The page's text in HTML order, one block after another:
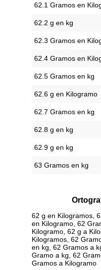
62.1 Gramos en
62.2 g en kg
62.3 Gramos en
62.4 Gramos en
62.5 Gramos en kg
62.6 g en Kilogramo
62.7 Gramos en kg
62.8 g en kg
62.9 g en kg
63 Gramos en kg
62 g en Kilogramos,
en Kilogramo, 62
Kilogramo, 62 g a
Kilogramos, 62
en kg, 62 Gramos a
Gramo a kg, 62
Gramos a Kilogramo